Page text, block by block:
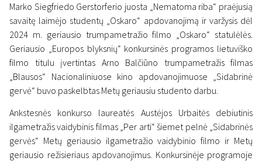
Marko Siegfriedo Gerstorferio juosta „Nematoma riba“ praėjusią
savaitę laimėjo studentų „Oskaro“ apdovanojimą ir varžysis dėl
2024 m. geriausio trumpametražio filmo „Oskaro“ statulėlės.
Geriausio „Europos blyksnių“ konkursinės programos lietuviško
filmo titulu įvertintas Arno Balčiūno trumpametražis filmas
„Blausos“ Nacionaliniuose kino apdovanojimuose „Sidabrinė
gervė“ buvo paskelbtas Metų geriausiu studento darbu.
Ankstesnės konkurso laureatės Austėjos Urbaitės debiutinis
ilgametražis vaidybinis filmas „Per arti“ šiemet pelnė „Sidabrinės
gervės“ Metų geriausio ilgametražio vaidybinio filmo ir Metų
geriausio režisieriaus apdovanojimus. Konkursinėje programoje